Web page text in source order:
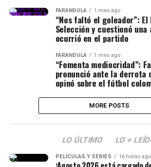
FARÁNDULA 1 mes ago
“Nos faltó el goleador”:
Selección y cuestionó una
ocurrió en el partido
FARÁNDULA 1 mes ago
“Fomenta mediocridad”:
pronunció ante la derrota
opinó sobre el fútbol
MORE POSTS
LO ÚLTIMO LO +
PELÍCULAS Y SERIES 16 horas ago